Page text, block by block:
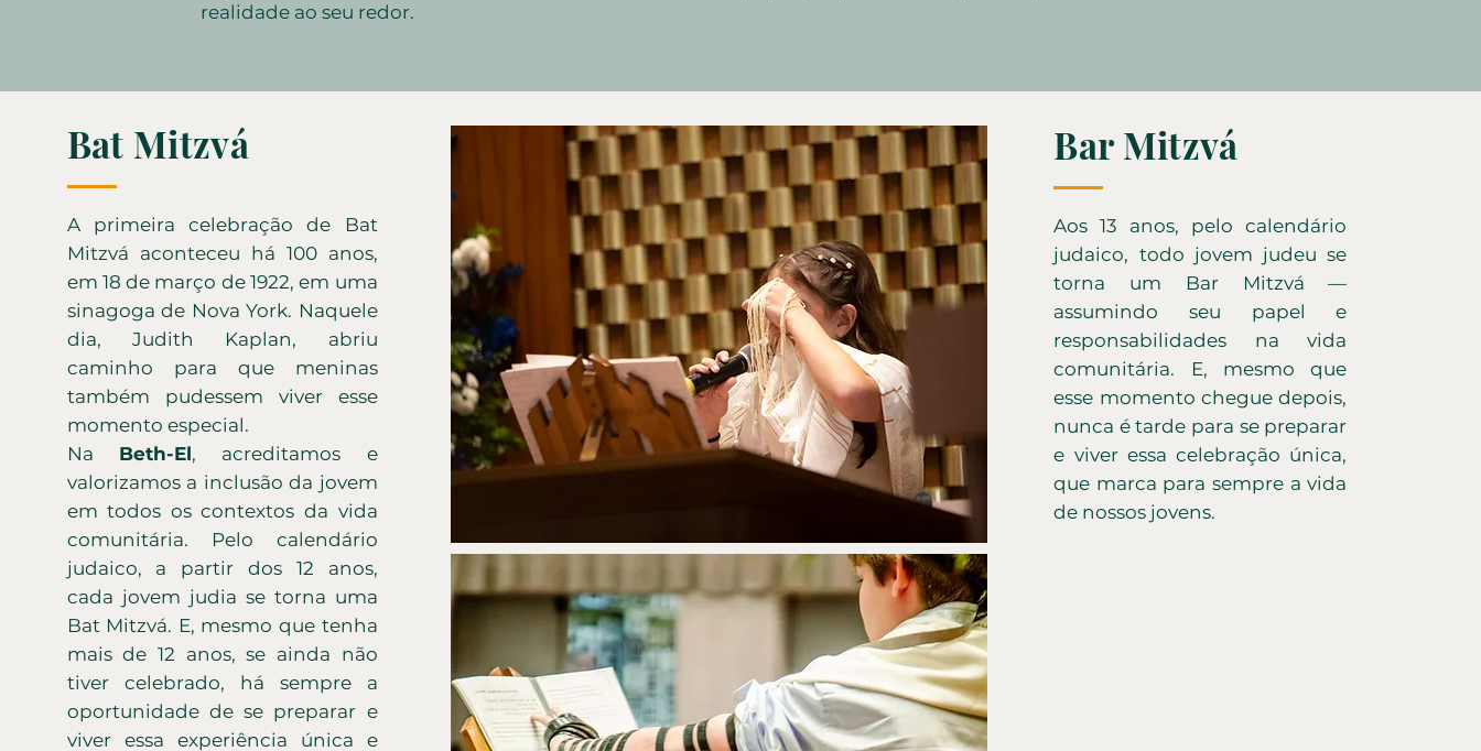
realidade ao seu redor.
Bat Mitzvá
A primeira celebração de Bat
Mitzvá aconteceu há 100 anos,
em 18 de março de 1922, em uma
sinagoga de Nova York. Naquele
dia, Judith Kaplan, abriu
caminho para que meninas
também pudessem viver esse
momento especial.
Na Beth-El, acreditamos e
valorizamos a inclusão da jovem
em todos os contextos da vida
comunitária. Pelo calendário
judaico, a partir dos 12 anos,
cada jovem judia se torna uma
Bat Mitzvá. E, mesmo que tenha
mais de 12 anos, se ainda não
tiver celebrado, há sempre a
oportunidade de se preparar e
viver essa experiência única e
Bar Mitzvá
Aos 13 anos, pelo calendário
judaico, todo jovem judeu se
torna um Bar Mitzvá —
assumindo seu papel e
responsabilidades na vida
comunitária. E, mesmo que
esse momento chegue depois,
nunca é tarde para se preparar
e viver essa celebração única,
que marca para sempre a vida
de nossos jovens.